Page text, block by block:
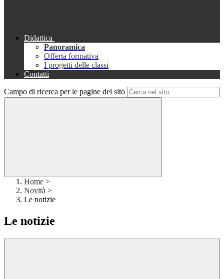
Didattica
Panoramica
Offerta formativa
I progetti delle classi
Contatti
Campo di ricerca per le pagine del sito
Home >
Novità >
Le notizie
Le notizie